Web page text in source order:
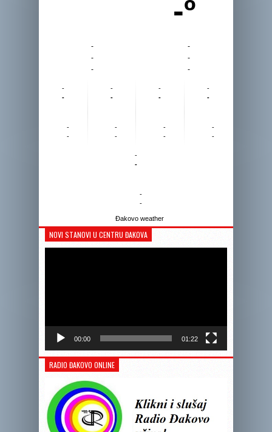
-º
-
-
-
-
-
-
-
-
-
-
-
-
-
-
-
-
-
-
-
-
-
-
-
-
-
-
Đakovo weather
NOVI STANOVI U CENTRU ĐAKOVA
00:00 01:22
RADIO ĐAKOVO ONLINE